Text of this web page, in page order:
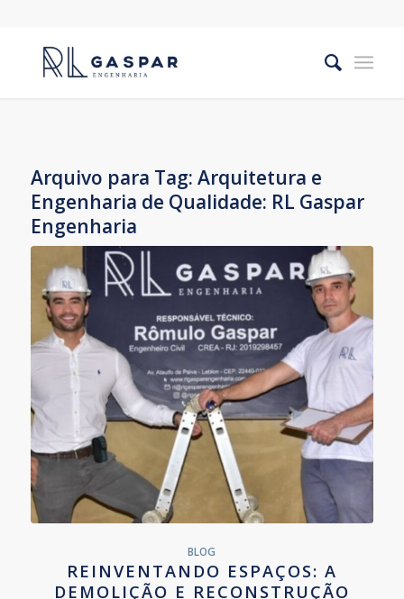
Arquivo para Tag: Arquitetura e
Engenharia de Qualidade: RL Gaspar
Engenharia
BLOG
REINVENTANDO ESPAÇOS: A
DEMOLIÇÃO E RECONSTRUÇÃO